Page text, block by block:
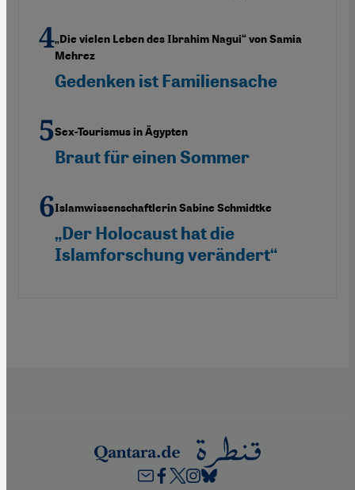
„Die vielen Leben des Ibrahim Nagui“ von Samia
Mehrez
Gedenken ist Familiensache
Sex-Tourismus in Ägypten
Braut für einen Sommer
Islamwissenschaftlerin Sabine Schmidtke
„Der Holocaust hat die
Islamforschung verändert“